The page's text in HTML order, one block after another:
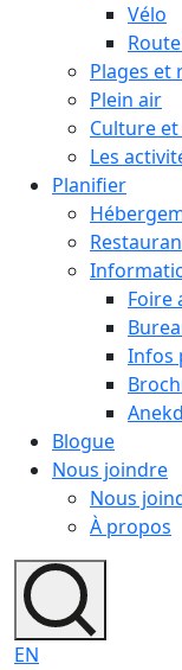
Vélo
Plages et
Plein air
Culture
Les
Planifier
Foire
Infos
Blogue
Nous joindre
Nous
À propos
EN